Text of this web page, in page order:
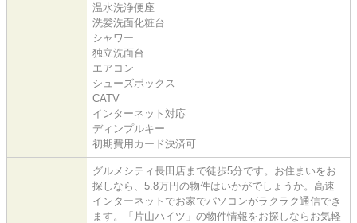
温水洗浄便座
洗髪洗面化粧台
シャワー
独立洗面台
エアコン
シューズボックス
CATV
インターネット対応
ディンプルキー
初期費用カード決済可
グルメシティ長田店まで徒歩5分です。お住まいをお
探しなら、5.8万円の物件はいかがでしょうか。高速
インターネットでお家でパソコンがラクラク通信でき
ます。「片山ハイツ」の物件情報をお探しならお気軽